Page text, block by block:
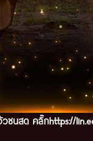
วชนสด คลิ๊กhttps://